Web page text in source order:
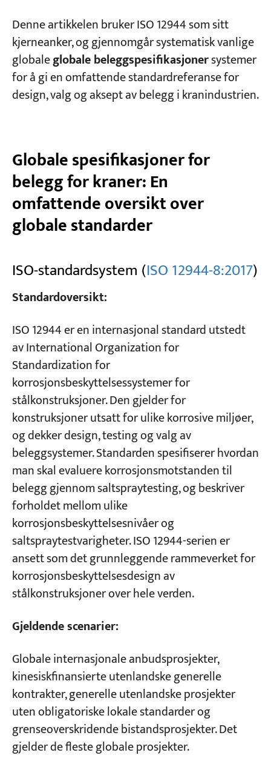
Denne artikkelen bruker ISO 12944 som sitt
kjerneanker, og gjennomgår systematisk vanlige
globaleglobale beleggspesifikasjonersystemer
for å gi en omfattende standardreferanse for
design, valg og aksept av belegg i kranindustrien.
Globale spesifikasjoner for
belegg for kraner: En
omfattende oversikt over
globale standarder
ISO-standardsystem (ISO 12944-8:2017)
Standardoversikt:
ISO 12944 er en internasjonal standard utstedt
av International Organization for
Standardization for
korrosjonsbeskyttelsessystemer for
stålkonstruksjoner. Den gjelder for
konstruksjoner utsatt for ulike korrosive miljøer,
og dekker design, testing og valg av
beleggsystemer. Standarden spesifiserer hvordan
man skal evaluere korrosjonsmotstanden til
belegg gjennom saltspraytesting, og beskriver
forholdet mellom ulike
korrosjonsbeskyttelsesnivåer og
saltspraytestvarigheter. ISO 12944-serien er
ansett som det grunnleggende rammeverket for
korrosjonsbeskyttelsesdesign av
stålkonstruksjoner over hele verden.
Gjeldende scenarier:
Globale internasjonale anbudsprosjekter,
kinesiskfinansierte utenlandske generelle
kontrakter, generelle utenlandske prosjekter
uten obligatoriske lokale standarder og
grenseoverskridende bistandsprosjekter. Det
gjelder de fleste globale prosjekter.